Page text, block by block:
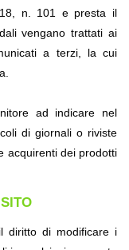
n. 101 e presta il
vengano trattati ai
a terzi, la cui
ad indicare nel
di giornali o riviste
acquirenti dei prodotti
diritto di modificare i